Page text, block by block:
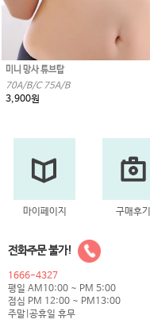
미니 망사 튜브탑
70A/B/C 75A/B
3,900원
마이페이지 구매후기
전화주문 불가!
1666-4327
평일 AM10:00 ~ PM 5:00
점심 PM 12:00 ~ PM13:00
주말|공휴일 휴무